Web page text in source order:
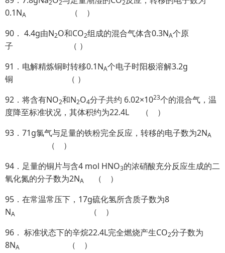
2 2 2
0.1NA
（ ）
90． 4.4g由N2O和CO2组成的混合气体含0.3NA个原
子 （ ）
91．电解精炼铜时转移0.1NA个电子时阳极溶解3.2g
铜 （ ）
92．将含有NO2和N2O4分子共约 6.02×1023个的混合气，温
度降至标准状况，其体积约为22.4L （ ）
93．71g氯气与足量的铁粉完全反应，转移的电子数为2NA
（ ）
94．足量的铜片与含4 mol HNO3的浓硝酸充分反应生成的二
氧化氮的分子数为2NA
（ ）
95．在常温常压下，17g硫化氢所含质子数为8
NA
（ ）
96． 标准状态下的辛烷22.4L完全燃烧产生CO2分子数为
8NA
（ ）